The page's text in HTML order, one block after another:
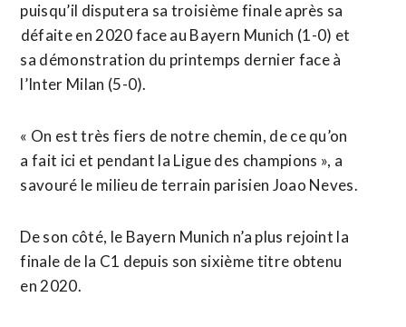
puisqu’il disputera sa troisième finale après sa
⁠défaite en 2020 face au Bayern Munich (1-0) et
sa démonstration du printemps dernier face à
l’Inter Milan (5-0).
« On est très fiers de notre chemin, de ce qu’on
a fait ici et pendant la Ligue des champions », a
savouré le milieu de terrain parisien Joao Neves.
De son côté, le ​Bayern Munich n’a plus rejoint la
finale de la C1 depuis son sixième titre obtenu
en ​2020.